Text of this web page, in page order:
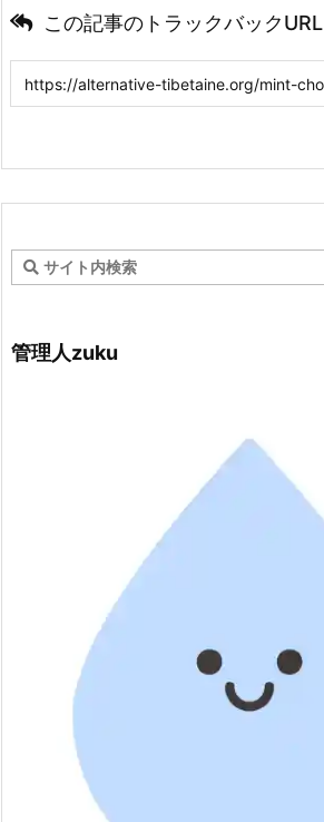
この記事のトラックバックURL
管理人zuku